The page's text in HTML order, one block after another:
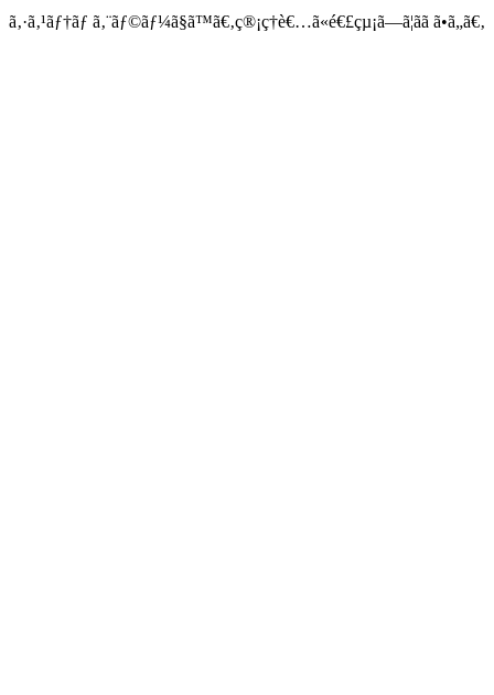
ã‚·ã‚¹ãƒ†ãƒ ã‚¨ãƒ©ãƒ¼ã§ã™ã€‚ç®¡ç†è€…ã«é€£çµ¡ã—ã¦ãã ã•ã„ã€‚